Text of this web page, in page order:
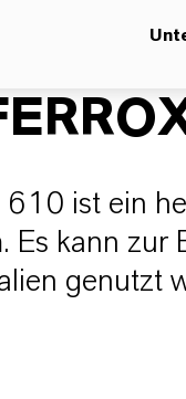
610 ist ein
Es kann
genutzt